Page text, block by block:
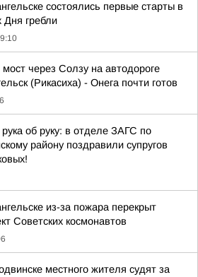
состоялись первые старты в
Дня гребли
через Солзу на автодороге
(Рикасиха) - Онега почти готов
об руку: в отделе ЗАГС по
району поздравили супругов
из-за пожара перекрыт
Советских космонавтов
местного жителя судят за